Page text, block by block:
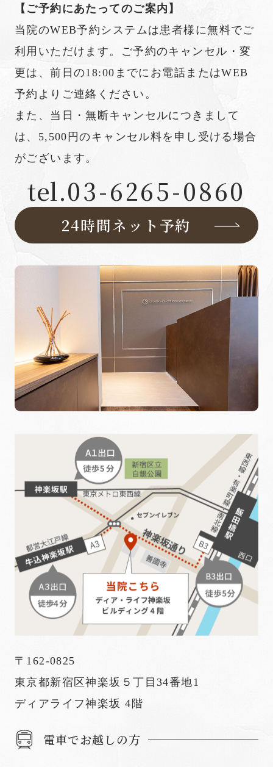
【ご予約にあたってのご案内】
当院のWEB予約システムは患者様に無料でご
利用いただけます。ご予約のキャンセル・変
更は、前日の18:00までにお電話またはWEB
予約よりご連絡ください。
また、当日・無断キャンセルにつきまして
は、5,500円のキャンセル料を申し受ける場合
がございます。
tel.03-6265-0860
24時間ネット予約
〒162-0825
東京都新宿区神楽坂５丁目34番地1
ディアライフ神楽坂 4階
電車でお越しの方